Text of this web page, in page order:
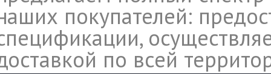
покупателей:
по всей